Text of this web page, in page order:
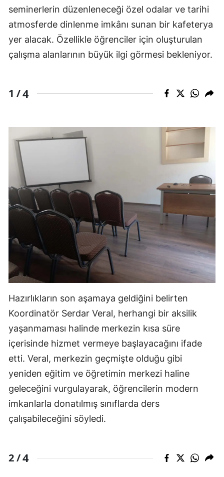
seminerlerin düzenleneceği özel odalar ve tarihi
atmosferde dinlenme imkânı sunan bir kafeterya
yer alacak. Özellikle öğrenciler için oluşturulan
çalışma alanlarının büyük ilgi görmesi bekleniyor.
1 /4
Hazırlıkların son aşamaya geldiğini belirten
Koordinatör Serdar Veral, herhangi bir aksilik
yaşanmaması halinde merkezin kısa süre
içerisinde hizmet vermeye başlayacağını ifade
etti. Veral, merkezin geçmişte olduğu gibi
yeniden eğitim ve öğretimin merkezi haline
geleceğini vurgulayarak, öğrencilerin modern
imkanlarla donatılmış sınıflarda ders
çalışabileceğini söyledi.
2 /4